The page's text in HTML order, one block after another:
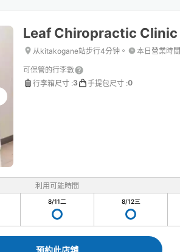
Leaf Chiropractic Clinic
从kitakogane站步行4分钟。 本日營業時間
可保管的行李數
行李箱尺寸 :3 手提包尺寸 :0
利用可能時間
8/11二 8/12三
預約此店舖